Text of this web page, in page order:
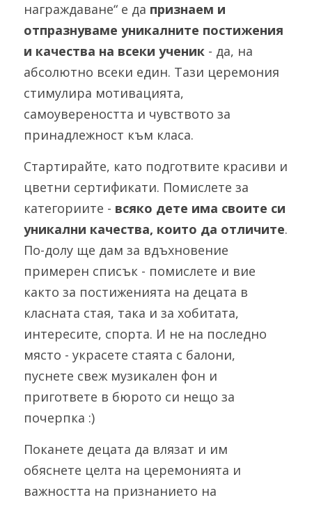
награждаване“ е да признаем и
отпразнуваме уникалните постижения
и качества на всеки ученик - да, на
абсолютно всеки един. Тази церемония
стимулира мотивацията,
самоувереността и чувството за
принадлежност към класа.
Стартирайте, като подготвите красиви и
цветни сертификати. Помислете за
категориите - всяко дете има своите си
уникални качества, които да отличите.
По-долу ще дам за вдъхновение
примерен списък - помислете и вие
както за постиженията на децата в
класната стая, така и за хобитата,
интересите, спорта. И не на последно
място - украсете стаята с балони,
пуснете свеж музикален фон и
пригответе в бюрото си нещо за
почерпка :)
Поканете децата да влязат и им
обяснете целта на церемонията и
важността на признанието на